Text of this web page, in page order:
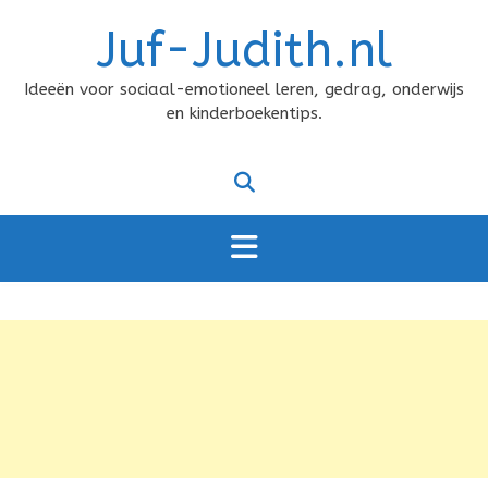
Juf-Judith.nl
Ideeën voor sociaal-emotioneel leren, gedrag, onderwijs
en kinderboekentips.